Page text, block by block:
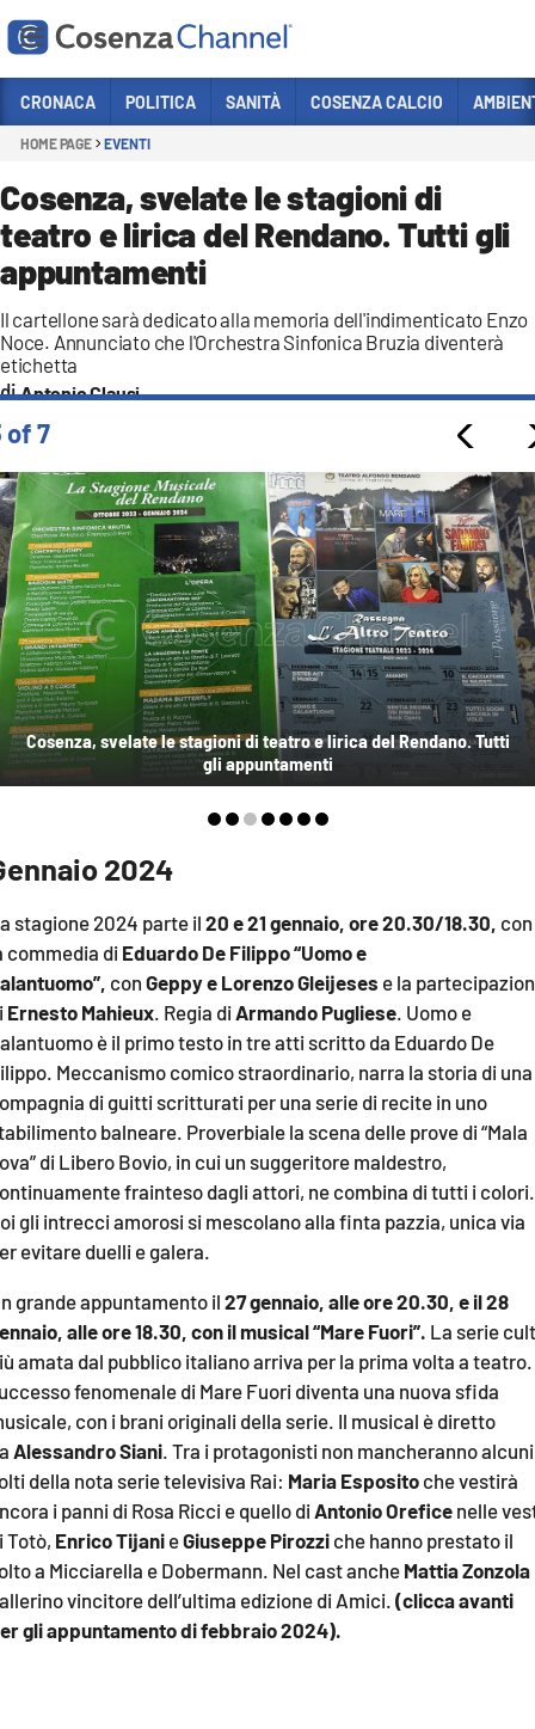
Sezioni
POLITICA
COSENZA CALCIO
ECONOMIA E LAVORO
ITALIA MONDO
SANITÀ
SPORT
CULTURA
AMBIENTE
Streaming
LAC TV
LAC NETWORK
LAC ONAIR
LACPLAY.IT
LACONAIR.IT
LACITYMAG.IT
ILREGGINO.IT
COSENZACHANNEL.IT
ILVIBONESE.IT
CATANZAROCHANNEL.IT
ANDROID
APPLE
CRONACA POLITICA SANITÀ COSENZA CALCIO
HOME PAGE EVENTI
Cosenza, svelate le stagioni di
teatro e lirica del Rendano. Tutti gli
appuntamenti
Il cartellone sarà dedicato alla memoria dell'indimenticato Enzo
Noce. Annunciato che l'Orchestra Sinfonica Bruzia diventerà
etichetta
Antonio Clausi
of 7
Cosenza, svelate le stagioni di teatro e lirica del Rendano. Tutti
gli appuntamenti
2024
stagione 2024 parte il 20 e 21 gennaio, ore 20.30/18.30, con
commedia di Eduardo De Filippo “Uomo e
con Geppy e Lorenzo Gleijeses e la
Ernesto Mahieux. Regia diArmando Pugliese. Uomo e
è il primo testo in tre atti scritto da Eduardo De
Meccanismo comico straordinario, narra la storia di una
di guitti scritturati per una serie di recite in uno
balneare. Proverbiale la scena delle prove di “Mala
di Libero Bovio, in cui un suggeritore maldestro,
frainteso dagli attori, ne combina di tutti i colori.
gli intrecci amorosi si mescolano alla finta pazzia, unica via
evitare duelli e galera.
grande appuntamento il 27 gennaio, alle ore 20.30, e il 28
alle ore 18.30, con il musical “Mare Fuori”. La serie cult
amata dal pubblico italiano arriva per la prima volta a teatro.
fenomenale di Mare Fuori diventa una nuova sfida
con i brani originali della serie. Il musical è diretto
Alessandro Siani. Tra i protagonisti non mancheranno alcuni
della nota serie televisiva Rai: Maria Esposito che vestirà
i panni di Rosa Ricci e quello diAntonio Orefice nelle
Totò, Enrico Tijani eGiuseppe Pirozzi che hanno prestato il
a Micciarella e Dobermann. Nel cast anche Mattia Zonzola
vincitore dell’ultima edizione di Amici.(clicca avanti
gli appuntamento di febbraio 2024).